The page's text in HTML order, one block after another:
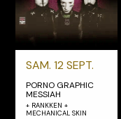
SAM. 12 SEPT.
PORNO GRAPHIC
MESSIAH
+ RANKKEN +
MECHANICAL SKIN